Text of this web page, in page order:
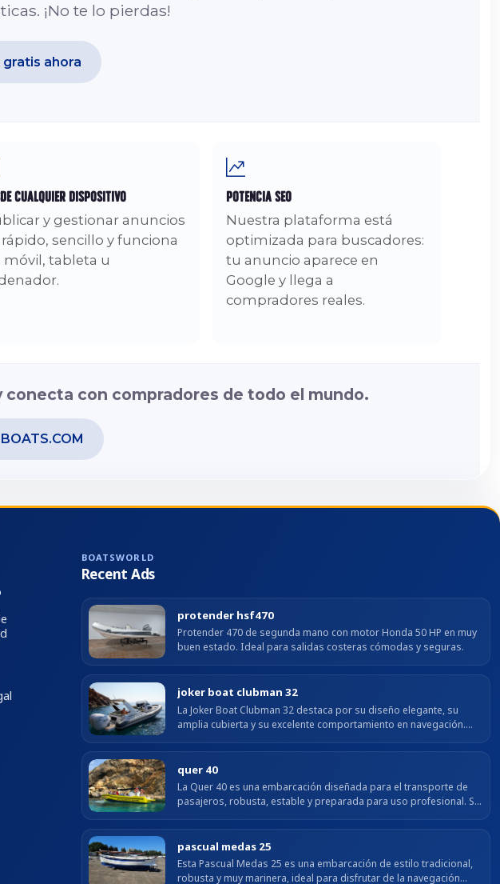
¡No te lo pierdas!
ahora
Cualquier Dispositivo
y gestionar anuncios
rápido, sencillo y funciona
móvil, tableta u
Potencia SEO
Nuestra plataforma está
optimizada para buscadores:
tu anuncio aparece en
Google y llega a
compradores reales.
conecta con compradores de todo el mundo.
BOATSWORLD
Recent Ads
protender hsf470
Protender 470 de segunda mano con motor Honda 50 HP en muy
buen estado. Ideal para salidas costeras cómodas y seguras.
joker boat clubman 32
La Joker Boat Clubman 32 destaca por su diseño elegante, su
amplia cubierta y su excelente comportamiento en navegación.
quer 40
La Quer 40 es una embarcación diseñada para el transporte de
pasajeros, robusta, estable y preparada para uso profesional. Su
pascual medas 25
Esta Pascual Medas 25 es una embarcación de estilo tradicional,
robusta y muy marinera, ideal para disfrutar de la navegación